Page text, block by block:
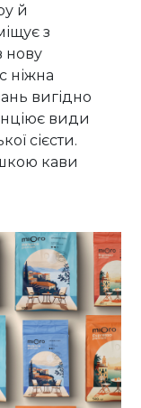
й
з
нову
ніжна
вигідно
види
сієсти.
кави